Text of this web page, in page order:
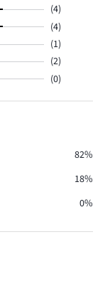
(4)
(4)
(1)
(2)
(0)
82%
18%
0%